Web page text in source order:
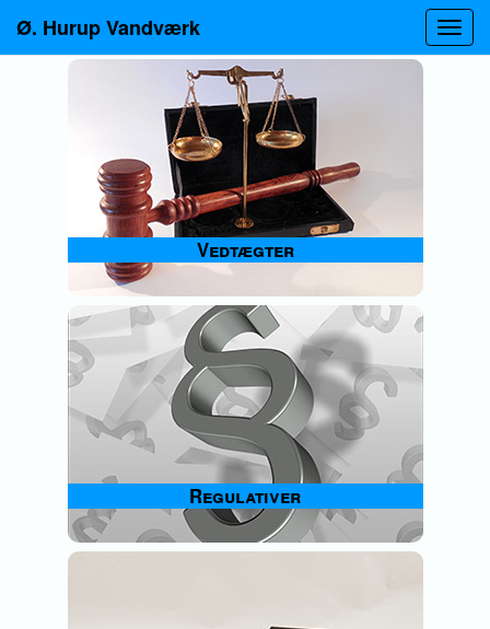
Ø. Hurup Vandværk
Vedtægter
Regulativer